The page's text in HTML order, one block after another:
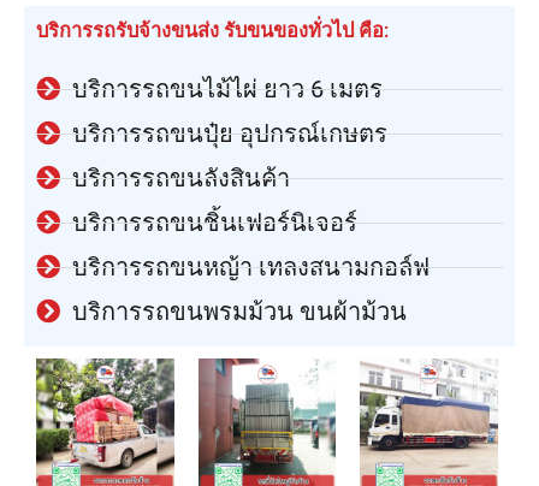
บริการรถรับจ้างขนส่ง รับขนของทั่วไป คือ:
บริการรถขนไม้ไผ่ ยาว 6 เมตร
บริการรถขนปุ๋ย อุปกรณ์เกษตร
บริการรถขนลังสินค้า
บริการรถขนชิ้นเฟอร์นิเจอร์
บริการรถขนหญ้า เทลงสนามกอล์ฟ
บริการรถขนพรมม้วน ขนผ้าม้วน